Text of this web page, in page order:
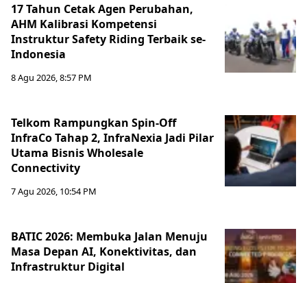
17 Tahun Cetak Agen Perubahan,
AHM Kalibrasi Kompetensi
Instruktur Safety Riding Terbaik se-
Indonesia
8 Agu 2026, 8:57 PM
Telkom Rampungkan Spin-Off
InfraCo Tahap 2, InfraNexia Jadi Pilar
Utama Bisnis Wholesale
Connectivity
7 Agu 2026, 10:54 PM
BATIC 2026: Membuka Jalan Menuju
Masa Depan AI, Konektivitas, dan
Infrastruktur Digital